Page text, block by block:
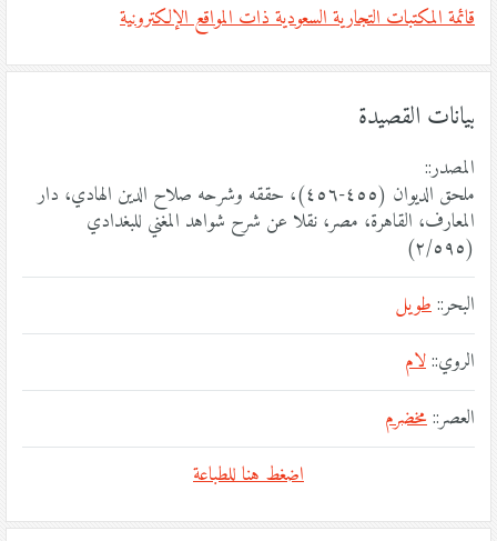
قائمة المكتبات التجارية السعودية ذات المواقع الإلكترونية
بيانات القصيدة
المصدر::
ملحق الديوان (٤٥٥-٤٥٦)، حققه وشرحه صلاح الدين الهادي، دار
المعارف، القاهرة، مصر، نقلا عن شرح شواهد المغني للبغدادي
(٢/٥٩٥)
البحر::طويل
الروي::لام
العصر::مخضرم
اضغط هنا للطباعة